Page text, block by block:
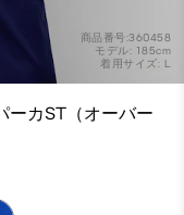
商品番号:360458
モデル: 185cm
着用サイズ: L
ーカST（オーバー